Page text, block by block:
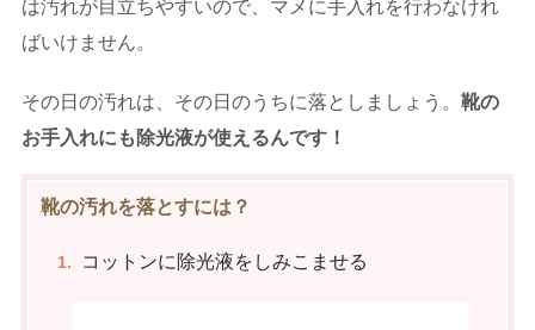
は汚れが目立ちやすいので、マメに手入れを行わなけれ
ばいけません。
その日の汚れは、その日のうちに落としましょう。 靴の
お手入れにも除光液が使えるんです！
靴の汚れを落とすには？
コットンに除光液をしみこませる